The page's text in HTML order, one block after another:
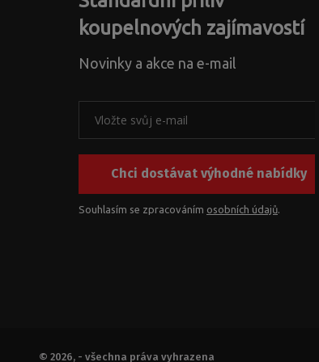
koupelnových zajímavostí
Novinky a akce na e-mail
Chci dostávat výhodné nabídky
Souhlasím se zpracováním osobních údajů
© 2026, - všechna práva vyhrazena